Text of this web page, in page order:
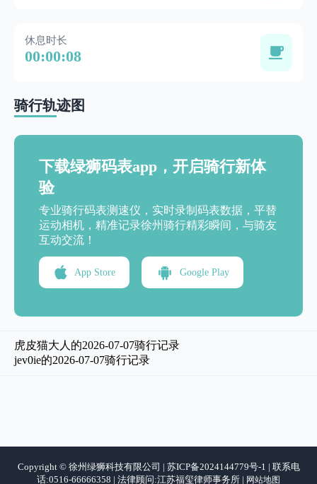
休息时长
00:00:08
骑行轨迹图
下载绿狮码表app，开启骑行新体
验
专业骑行码表测速仪，实时录制码表数据，平替
运动相机，精准记录徐州骑行精彩瞬间，与骑友
互动交流！
App Store Google Play
虎皮猫大人的2026-07-07骑行记录
jev0ie的2026-07-07骑行记录
Copyright © 徐州绿狮科技有限公司 | 苏ICP备2024144779号-1 | 联系电
话:0516-66666358 | 法律顾问:江苏福玺律师事务所 | 网站地图